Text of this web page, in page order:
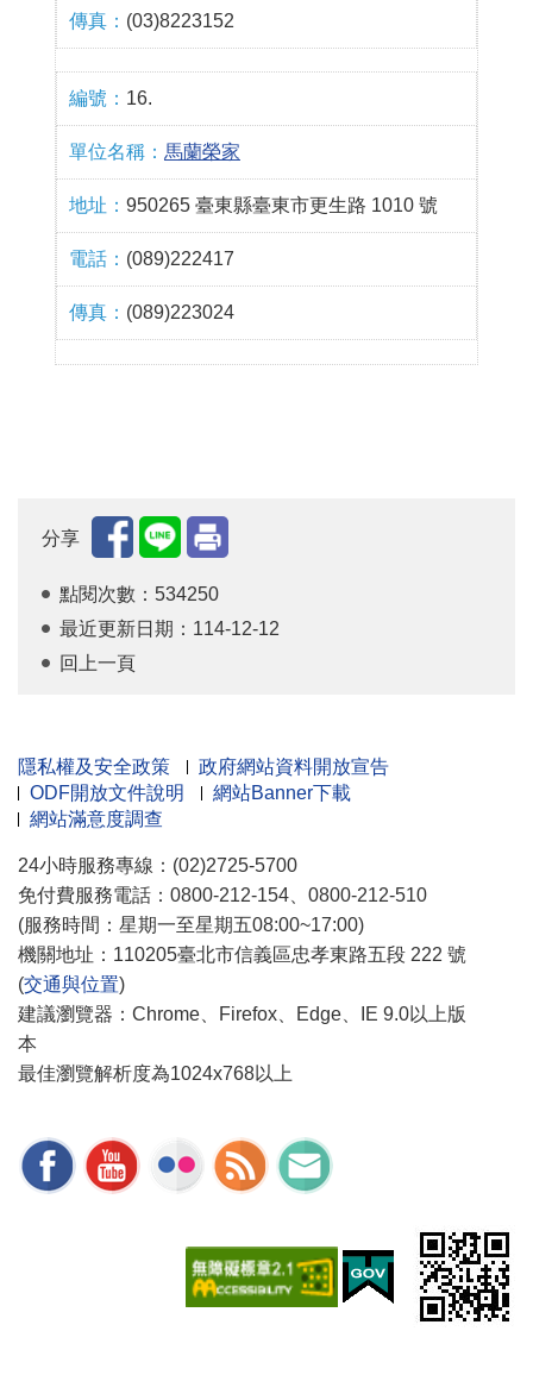
(03)8223152
16.
馬蘭榮家
950265 臺東縣臺東市更生路 1010 號
(089)222417
(089)223024
分享
點閱次數：534250
最近更新日期：114-12-12
回上一頁
隱私權及安全政策
政府網站資料開放宣告
ODF開放文件說明
網站Banner下載
網站滿意度調查
24小時服務專線：(02)2725-5700
免付費服務電話：0800-212-154、0800-212-510
(服務時間：星期一至星期五08:00~17:00)
機關地址：110205臺北市信義區忠孝東路五段 222 號
(交通與位置)
建議瀏覽器：Chrome、Firefox、Edge、IE 9.0以上版
本
最佳瀏覽解析度為1024x768以上